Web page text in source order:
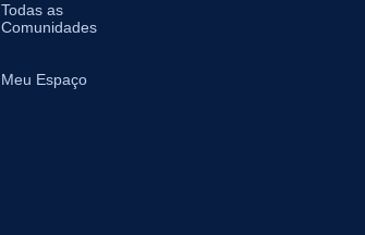
Todas as
Comunidades
Meu Espaço